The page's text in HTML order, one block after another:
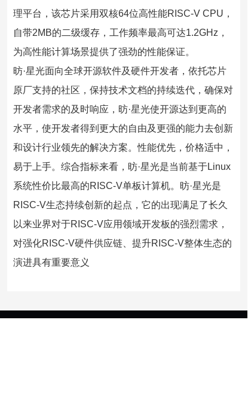
理平台，该芯片采用双核64位高性能RISC-V CPU，
自带2MB的二级缓存，工作频率最高可达1.2GHz，
为高性能计算场景提供了强劲的性能保证。
昉·星光面向全球开源软件及硬件开发者，依托芯片
原厂支持的社区，保持技术文档的持续迭代，确保对
开发者需求的及时响应，昉·星光使开源达到更高的
水平，使开发者得到更大的自由及更强的能力去创新
和设计行业领先的解决方案。性能优先，价格适中，
易于上手。综合指标来看，昉·星光是当前基于Linux
系统性价比最高的RISC-V单板计算机。昉·星光是
RISC-V生态持续创新的起点，它的出现满足了长久
以来业界对于RISC-V应用领域开发板的强烈需求，
对强化RISC-V硬件供应链、提升RISC-V整体生态的
演进具有重要意义